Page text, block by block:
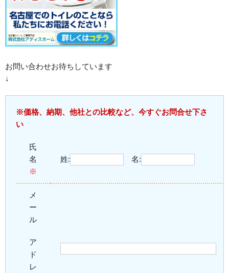
お問い合わせお待ちしています
↓
※価格、納期、他社との比較など、今すぐお問合せ下さ
い
氏
名
※
姓: 名:
メ
ー
ル
ア
ド
レ